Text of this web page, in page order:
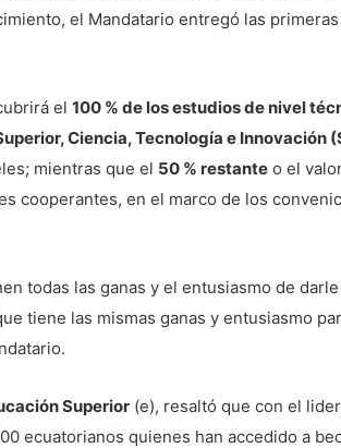
el Mandatario entregó las primeras
el 100 % de los estudios de nivel
Ciencia, Tecnología e Innovación
mientras que el 50 % restante o el
cooperantes, en el marco de los
todas las ganas y el entusiasmo de
tiene las mismas ganas y entusiasmo
Superior (e), resaltó que con el
ecuatorianos quienes han accedido a